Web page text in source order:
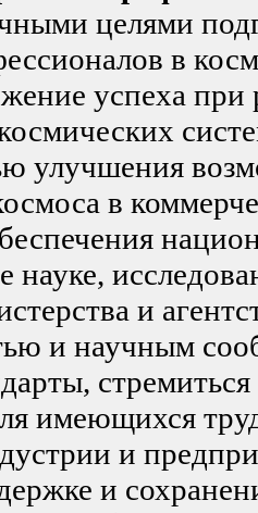
целями
в
успеха при
улучшения
в
науке,
и
и научным
имеющихся
и
и